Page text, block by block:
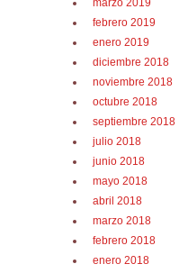
marzo 2019
febrero 2019
enero 2019
diciembre 2018
noviembre 2018
octubre 2018
septiembre 2018
julio 2018
junio 2018
mayo 2018
abril 2018
marzo 2018
febrero 2018
enero 2018